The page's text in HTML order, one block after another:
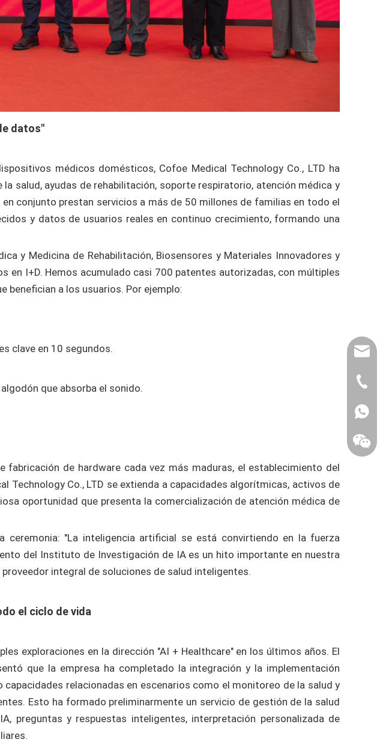
datos"
médicos domésticos, Cofoe Medical Technology Co., LTD ha
salud, ayudas de rehabilitación, soporte respiratorio, atención médica y
conjunto prestan servicios a más de 50 millones de familias en todo el
y datos de usuarios reales en continuo crecimiento, formando una
y Medicina de Rehabilitación, Biosensores y Materiales Innovadores y
I+D. Hemos acumulado casi 700 patentes autorizadas, con múltiples
a los usuarios. Por ejemplo:
clave en 10 segundos.
que absorba el sonido.
de hardware cada vez más maduras, el establecimiento del
Co., LTD se extienda a capacidades algorítmicas, activos de
oportunidad que presenta la comercialización de atención médica de
ceremonia: "La inteligencia artificial se está convirtiendo en la fuerza
del Instituto de Investigación de IA es un hito importante en nuestra
integral de soluciones de salud inteligentes.
el ciclo de vida
exploraciones en la dirección "AI + Healthcare" en los últimos años. El
que la empresa ha completado la integración y la implementación
relacionadas en escenarios como el monitoreo de la salud y
Esto ha formado preliminarmente un servicio de gestión de la salud
preguntas y respuestas inteligentes, interpretación personalizada de
(86)
86-